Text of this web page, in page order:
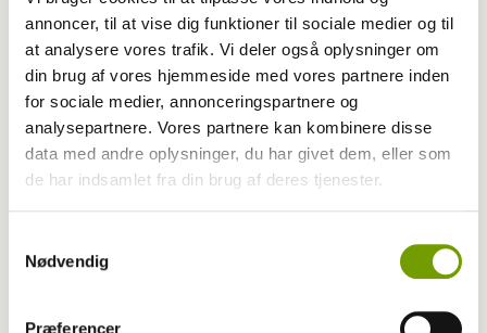
annoncer, til at vise dig funktioner til sociale medier og til
at analysere vores trafik. Vi deler også oplysninger om
din brug af vores hjemmeside med vores partnere inden
for sociale medier, annonceringspartnere og
analysepartnere. Vores partnere kan kombinere disse
data med andre oplysninger, du har givet dem, eller som
de har indsamlet fra din brug af deres tjenester.
Nødvendig
Præferencer
Aktuelt